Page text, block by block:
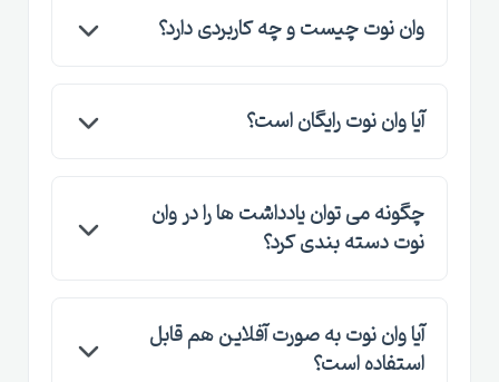
وان نوت چیست و چه کاربردی دارد؟
وان نوت یک نرم افزار یادداشت برداری و سازماندهی
اطلاعات است که توسط مایکروسافت طراحی شده و
صفحات وب را در یک مکان منظم ذخیره کنید.
آیا وان نوت رایگان است؟
بله، وان نوت به طور رایگان در دسترس است و می
توان آن را روی دستگاه های مختلف نصب کرد.
چگونه می توان یادداشت ها را در وان
نوت دسته بندی کرد؟
با استفاده از نوت بوک ها، بخش ها و صفحات
مختلف، می توانید یادداشت ها را به راحتی دسته
آیا وان نوت به صورت آفلاین هم قابل
استفاده است؟